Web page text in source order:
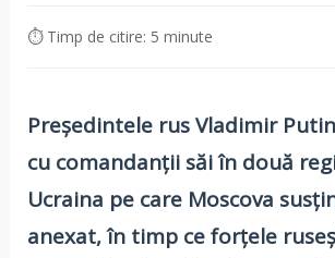
⏱ Timp de citire: 5 minute
Președintele rus Vladimir
cu comandanții săi în două
Ucraina pe care Moscova
anexat, în timp ce forțele